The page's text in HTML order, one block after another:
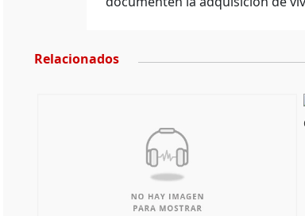
Relacionados